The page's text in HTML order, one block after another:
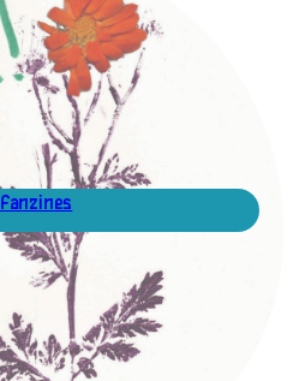
Fanzines